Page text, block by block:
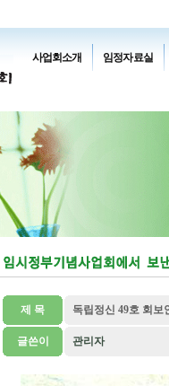
사업회소개 임정자료실
제 목 독립정신 49호 회보
글쓴이 관리자